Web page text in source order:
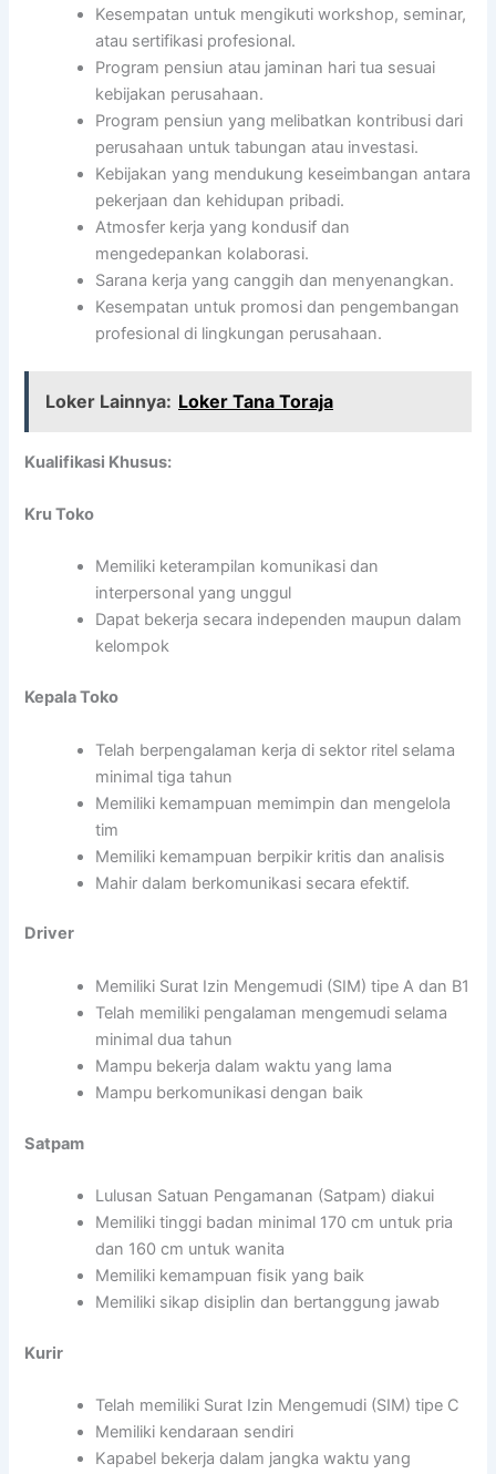
Kesempatan untuk mengikuti workshop, seminar,
atau sertifikasi profesional.
Program pensiun atau jaminan hari tua sesuai
kebijakan perusahaan.
Program pensiun yang melibatkan kontribusi dari
perusahaan untuk tabungan atau investasi.
Kebijakan yang mendukung keseimbangan antara
pekerjaan dan kehidupan pribadi.
Atmosfer kerja yang kondusif dan
mengedepankan kolaborasi.
Sarana kerja yang canggih dan menyenangkan.
Kesempatan untuk promosi dan pengembangan
profesional di lingkungan perusahaan.
Loker Lainnya: Loker Tana Toraja
Kualifikasi Khusus:
Kru Toko
Memiliki keterampilan komunikasi dan
interpersonal yang unggul
Dapat bekerja secara independen maupun dalam
kelompok
Kepala Toko
Telah berpengalaman kerja di sektor ritel selama
minimal tiga tahun
Memiliki kemampuan memimpin dan mengelola
tim
Memiliki kemampuan berpikir kritis dan analisis
Mahir dalam berkomunikasi secara efektif.
Driver
Memiliki Surat Izin Mengemudi (SIM) tipe A dan B1
Telah memiliki pengalaman mengemudi selama
minimal dua tahun
Mampu bekerja dalam waktu yang lama
Mampu berkomunikasi dengan baik
Satpam
Lulusan Satuan Pengamanan (Satpam) diakui
Memiliki tinggi badan minimal 170 cm untuk pria
dan 160 cm untuk wanita
Memiliki kemampuan fisik yang baik
Memiliki sikap disiplin dan bertanggung jawab
Kurir
Telah memiliki Surat Izin Mengemudi (SIM) tipe C
Memiliki kendaraan sendiri
Kapabel bekerja dalam jangka waktu yang